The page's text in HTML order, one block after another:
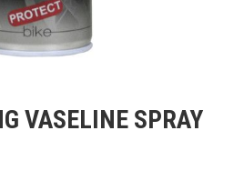
VASELINE SPRAY